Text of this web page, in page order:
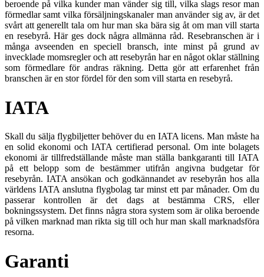
beroende på vilka kunder man vänder sig till, vilka slags resor man
förmedlar samt vilka försäljningskanaler man använder sig av, är det
svårt att generellt tala om hur man ska bära sig åt om man vill starta
en resebyrå. Här ges dock några allmänna råd. Resebranschen är i
många avseenden en speciell bransch, inte minst på grund av
invecklade momsregler och att resebyrån har en något oklar ställning
som förmedlare för andras räkning. Detta gör att erfarenhet från
branschen är en stor fördel för den som vill starta en resebyrå.
IATA
Skall du sälja flygbiljetter behöver du en IATA licens. Man måste ha
en solid ekonomi och IATA certifierad personal. Om inte bolagets
ekonomi är tillfredställande måste man ställa bankgaranti till IATA
på ett belopp som de bestämmer utifrån angivna budgetar för
resebyrån. IATA ansökan och godkännandet av resebyrån hos alla
världens IATA anslutna flygbolag tar minst ett par månader. Om du
passerar kontrollen är det dags at bestämma CRS, eller
bokningssystem. Det finns några stora system som är olika beroende
på vilken marknad man rikta sig till och hur man skall marknadsföra
resorna.
Garanti